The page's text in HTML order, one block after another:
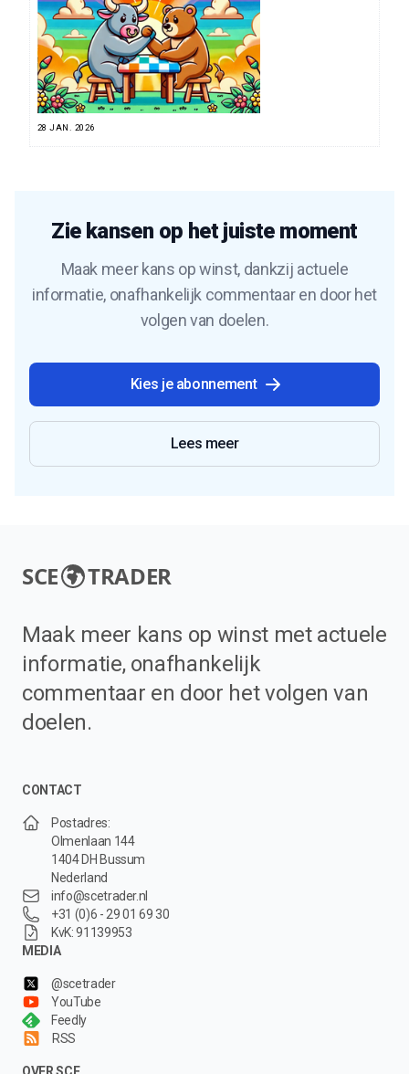
28 JAN. 2026
Zie kansen op het juiste moment
Maak meer kans op winst, dankzij actuele
informatie, onafhankelijk commentaar en door het
volgen van doelen.
Kies je abonnement
Lees meer
SCE TRADER
Maak meer kans op winst met actuele
informatie, onafhankelijk
commentaar en door het volgen van
doelen.
CONTACT
Postadres:
Olmenlaan 144
1404 DH Bussum
Nederland
info@scetrader.nl
+31 (0)6 - 29 01 69 30
KvK: 91139953
MEDIA
@scetrader
YouTube
Feedly
RSS